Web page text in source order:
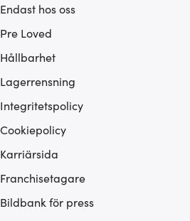
Endast hos oss
Pre Loved
Hållbarhet
Lagerrensning
Integritetspolicy
Cookiepolicy
Karriärsida
Franchisetagare
Bildbank för press